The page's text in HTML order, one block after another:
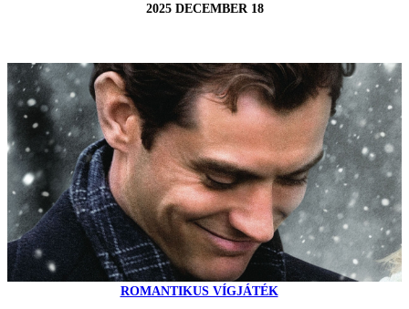
2025 DECEMBER 18
ROMANTIKUS VÍGJÁTÉK